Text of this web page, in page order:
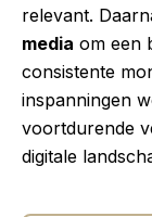
relevant.
media om een
consistente
inspanningen
voortdurende
digitale